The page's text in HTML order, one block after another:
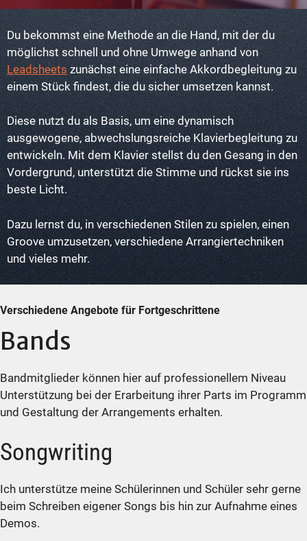
Du bekommst eine Methode an die Hand, mit der du
möglichst schnell und ohne Umwege anhand von
Leadsheetszunächst eine einfache Akkordbegleitung zu
einem Stück findest, die du sicher umsetzen kannst.
Diese nutzt du als Basis, um eine dynamisch
ausgewogene, abwechslungsreiche Klavierbegleitung zu
entwickeln. Mit dem Klavier stellst du den Gesang in den
Vordergrund, unterstützt die Stimme und rückst sie ins
beste Licht.
Dazu lernst du, in verschiedenen Stilen zu spielen, einen
Groove umzusetzen, verschiedene Arrangiertechniken
und vieles mehr.
Verschiedene Angebote für Fortgeschrittene
Bands
Bandmitglieder können hier auf professionellem Niveau
Unterstützung bei der Erarbeitung ihrer Parts im Programm
und Gestaltung der Arrangements erhalten.
Songwriting
Ich unterstütze meine Schülerinnen und Schüler sehr gerne
beim Schreiben eigener Songs bis hin zur Aufnahme eines
Demos.